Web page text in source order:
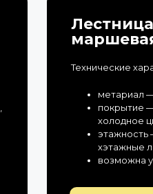
Технические
метариал
покрытие
холодное
этажность
хэтажные
возможна